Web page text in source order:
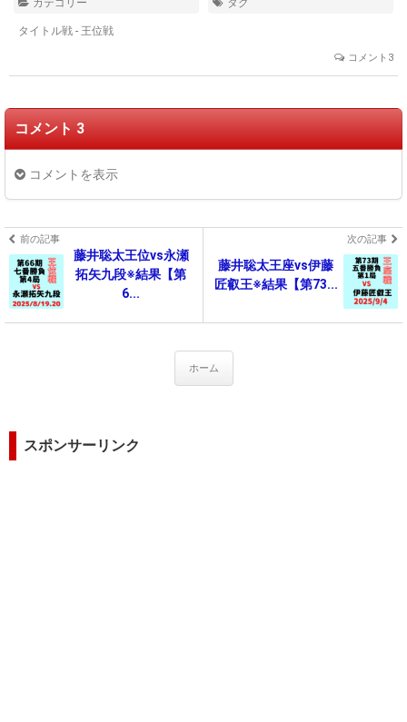
タイトル戦 - 王位戦
コメント3
コメント 3
コメントを表示
前の記事
藤井聡太王位vs永瀬
拓矢九段※結果【第
6...
次の記事
藤井聡太王座vs伊藤
匠叡王※結果【第73...
ホーム
スポンサーリンク